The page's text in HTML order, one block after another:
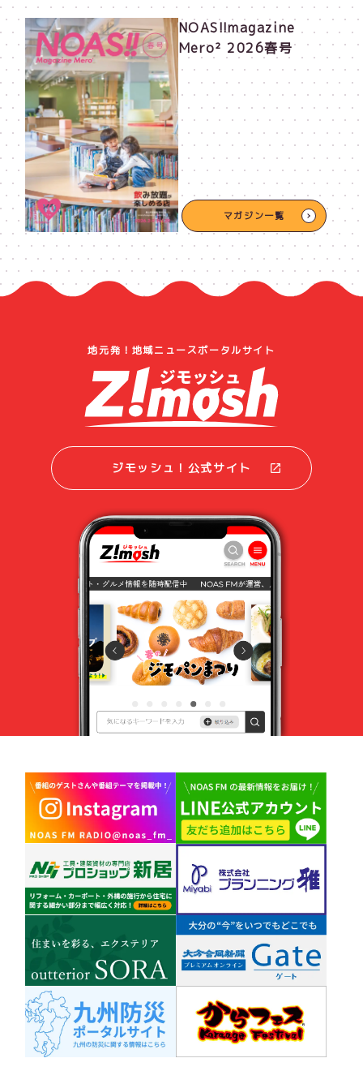
NOAS!!magazine
Mero² 2026春号
マガジン一覧
地元発！地域ニュースポータルサイト
ジモッシュ！公式サイト